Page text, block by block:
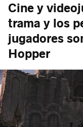
Cine y
trama y los
jugadores
Hopper